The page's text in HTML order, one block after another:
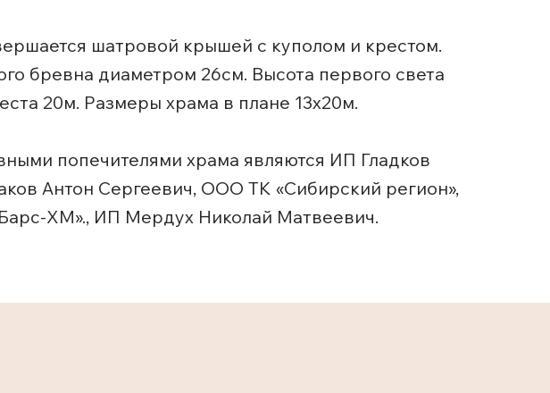
шатровой крышей с куполом и крестом.
бревна диаметром 26см. Высота первого света
20м. Размеры храма в плане 13х20м.
попечителями храма являются ИП Гладков
Антон Сергеевич, ООО ТК «Сибирский регион»,
ХМ»., ИП Мердух Николай Матвеевич.